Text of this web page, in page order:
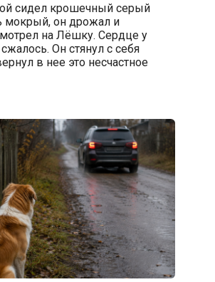
сидел крошечный серый
мокрый, он дрожал и
на Лёшку. Сердце у
Он стянул с себя
в нее это несчастное